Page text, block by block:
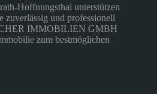
Hoffnungsthal unterstützen
zuverlässig und professionell
IMMOBILIEN GMBH
zum bestmöglichen